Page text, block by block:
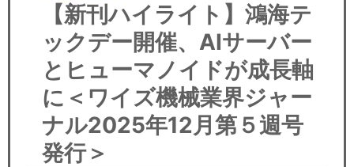
リサーチ
セミナー
経済ニュース
労務顧問
【新刊ハイライト】鴻海テ
ックデー開催、AIサーバー
とヒューマノイドが成長軸
に＜ワイズ機械業界ジャー
ナル2025年12月第５週号
発行＞